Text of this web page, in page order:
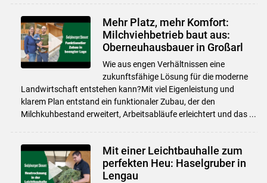
Mehr Platz, mehr Komfort:
Milchviehbetrieb baut aus:
Oberneuhausbauer in Großarl
Wie aus engen Verhältnissen eine
zukunftsfähige Lösung für die moderne
Landwirtschaft entstehen kann?Mit viel Eigenleistung und
klarem Plan entstand ein funktionaler Zubau, der den
Milchkuhbestand erweitert, Arbeitsabläufe erleichtert und das ...
Mit einer Leichtbauhalle zum
perfekten Heu: Haselgruber in
Lengau